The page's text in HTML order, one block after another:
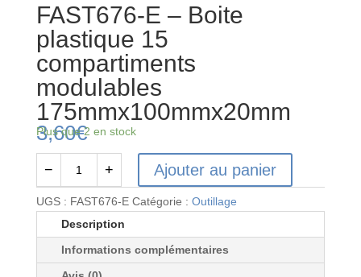
FAST676-E – Boite
plastique 15
compartiments
modulables
175mmx100mmx20mm
3,60€
Plus que 2 en stock
quantité
de
FAST676-
− + Ajouter au panier
UGS : FAST676-E Catégorie : Outillage
Description
Informations complémentaires